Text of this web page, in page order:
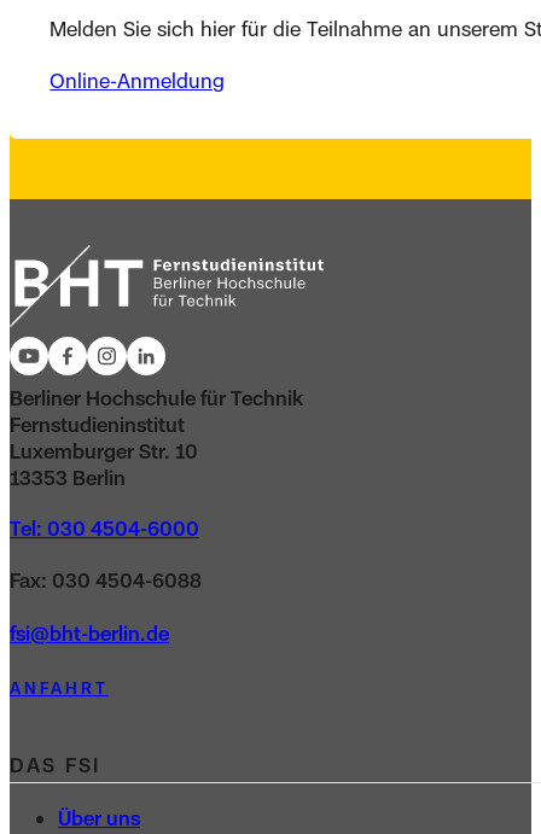
Melden Sie sich hier für die Teilnahme an unserem
Online-Anmeldung
Berliner Hochschule für Technik
Fernstudieninstitut
Luxemburger Str. 10
13353 Berlin
Tel: 030 4504-6000
Fax: 030 4504-6088
fsi@bht-berlin.de
ANFAHRT
DAS FSI
Über uns